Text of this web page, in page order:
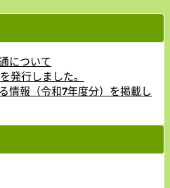
について
発行しました。
情報（令和7年度分）を掲載し